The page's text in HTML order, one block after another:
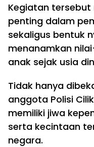
Kegiatan
penting dalam
sekaligus bentuk
menanamkan
anak sejak usia
Tidak hanya
anggota Polisi
memiliki jiwa
serta kecintaan
negara.